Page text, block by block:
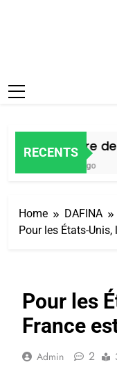
RECENTS
Histoire des
Home
DAFINA
Pour les États-
Pour les
France
Admin 2